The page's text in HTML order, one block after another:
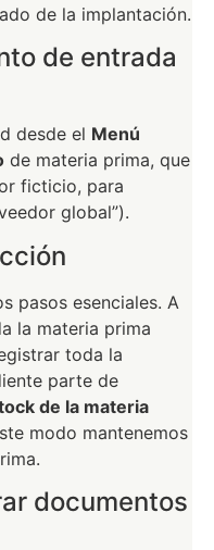
de la implantación.
de entrada
desde el Menú
de materia prima, que
ficticio, para
global”).
pasos esenciales. A
la materia prima
toda la
parte de
de la materia
modo mantenemos
documentos